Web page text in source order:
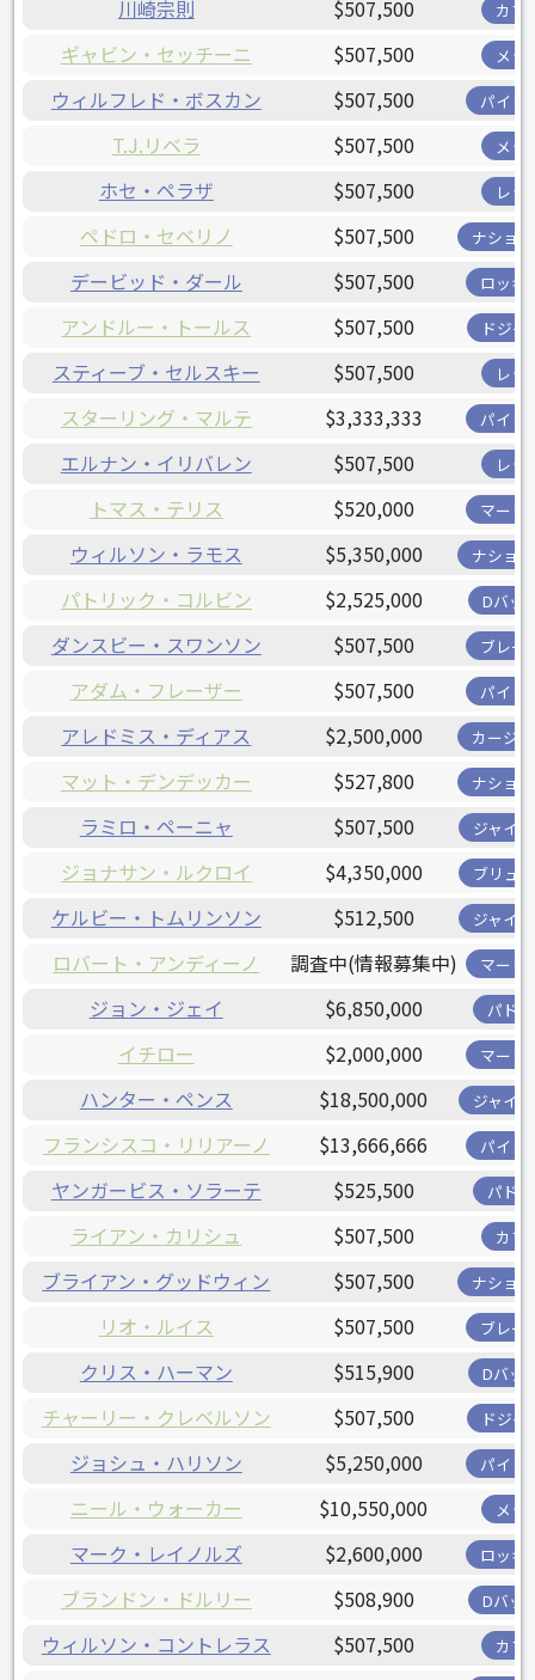
川崎宗則 $507,500 カブ
ギャビン・セッチーニ $507,500 メッ
ウィルフレド・ボスカン $507,500 パイレ
T.J.リベラ $507,500 メッ
ホセ・ペラザ $507,500 レッ
ペドロ・セベリノ $507,500 ナショ
デービッド・ダール $507,500 ロッキ
アンドルー・トールス $507,500 ドジャ
スティーブ・セルスキー $507,500 レッ
スターリング・マルテ $3,333,333 パイレ
エルナン・イリバレン $507,500 レッ
トマス・テリス $520,000 マーリ
ウィルソン・ラモス $5,350,000 ナショ
パトリック・コルビン $2,525,000 Dバッ
ダンスビー・スワンソン $507,500 ブレー
アダム・フレーザー $507,500 パイレ
アレドミス・ディアス $2,500,000 カージ
マット・デンデッカー $527,800 ナショ
ラミロ・ペーニャ $507,500 ジャイ
ジョナサン・ルクロイ $4,350,000 ブリュ
ケルビー・トムリンソン $512,500 ジャイ
ロバート・アンディーノ 調査中(情報募集中) マーリ
ジョン・ジェイ $6,850,000 パド
イチロー $2,000,000 マーリ
ハンター・ペンス $18,500,000 ジャイ
フランシスコ・リリアーノ $13,666,666 パイレ
ヤンガービス・ソラーテ $525,500 パド
ライアン・カリシュ $507,500 カブ
ブライアン・グッドウィン $507,500 ナショ
リオ・ルイス $507,500 ブレー
クリス・ハーマン $515,900 Dバッ
チャーリー・クレベルソン $507,500 ドジャ
ジョシュ・ハリソン $5,250,000 パイレ
ニール・ウォーカー $10,550,000 メッ
マーク・レイノルズ $2,600,000 ロッキ
ブランドン・ドルリー $508,900 Dバッ
ウィルソン・コントレラス $507,500 カブ